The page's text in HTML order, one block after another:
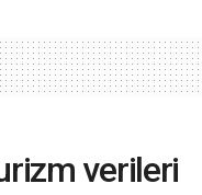
verileri